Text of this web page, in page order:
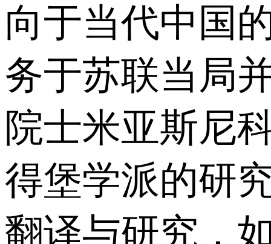
向于当代中国
务于苏联当局
院士米亚斯尼
得堡学派的研
翻译与研究，